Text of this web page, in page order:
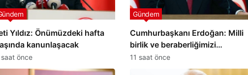
Yıldız: Önümüzdeki hafta
kanunlaşacak
önce
Cumhurbaşkanı Erdoğan: Milli
birlik ve beraberliğimizi
perçinleyecek
Gündem
11 saat önce